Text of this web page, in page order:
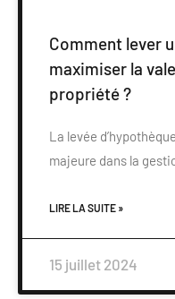
Comment lever
maximiser la
propriété ?
La levée
majeure dans la
LIRE LA SUITE »
15 juillet 2024